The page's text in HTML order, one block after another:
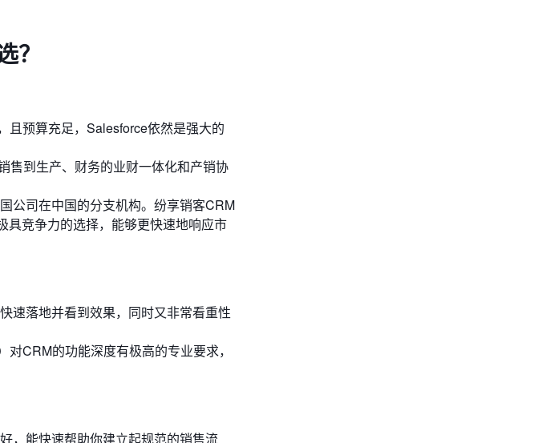
？
且预算充足，Salesforce依然是强大的
售到生产、财务的业财一体化和产销协
公司在中国的分支机构。纷享销客CRM
具竞争力的选择，能够更快速地响应市
速落地并看到效果，同时又非常看重性
CRM的功能深度有极高的专业要求，
，能快速帮助你建立起规范的销售流